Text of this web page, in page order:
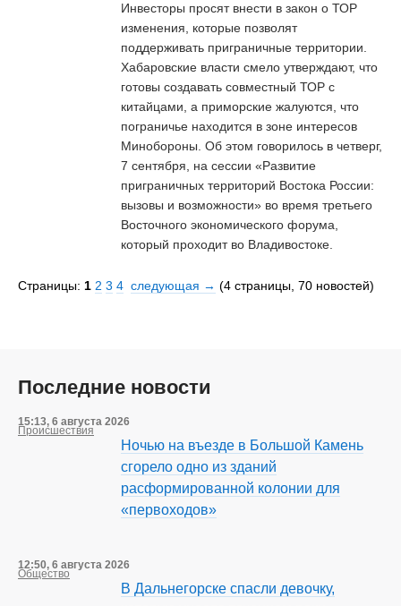
Инвесторы просят внести в закон о ТОР
изменения, которые позволят
поддерживать приграничные территории.
Хабаровские власти смело утверждают, что
готовы создавать совместный ТОР с
китайцами, а приморские жалуются, что
пограничье находится в зоне интересов
Минобороны. Об этом говорилось в четверг,
7 сентября, на сессии «Развитие
приграничных территорий Востока России:
вызовы и возможности» во время третьего
Восточного экономического форума,
который проходит во Владивостоке.
Страницы: 1 2 3 4 cледующая → (4 страницы, 70 новостей)
Последние новости
15:13, 6 августа 2026
Происшествия
Ночью на въезде в Большой Камень
сгорело одно из зданий
расформированной колонии для
«первоходов»
12:50, 6 августа 2026
Общество
В Дальнегорске спасли девочку,